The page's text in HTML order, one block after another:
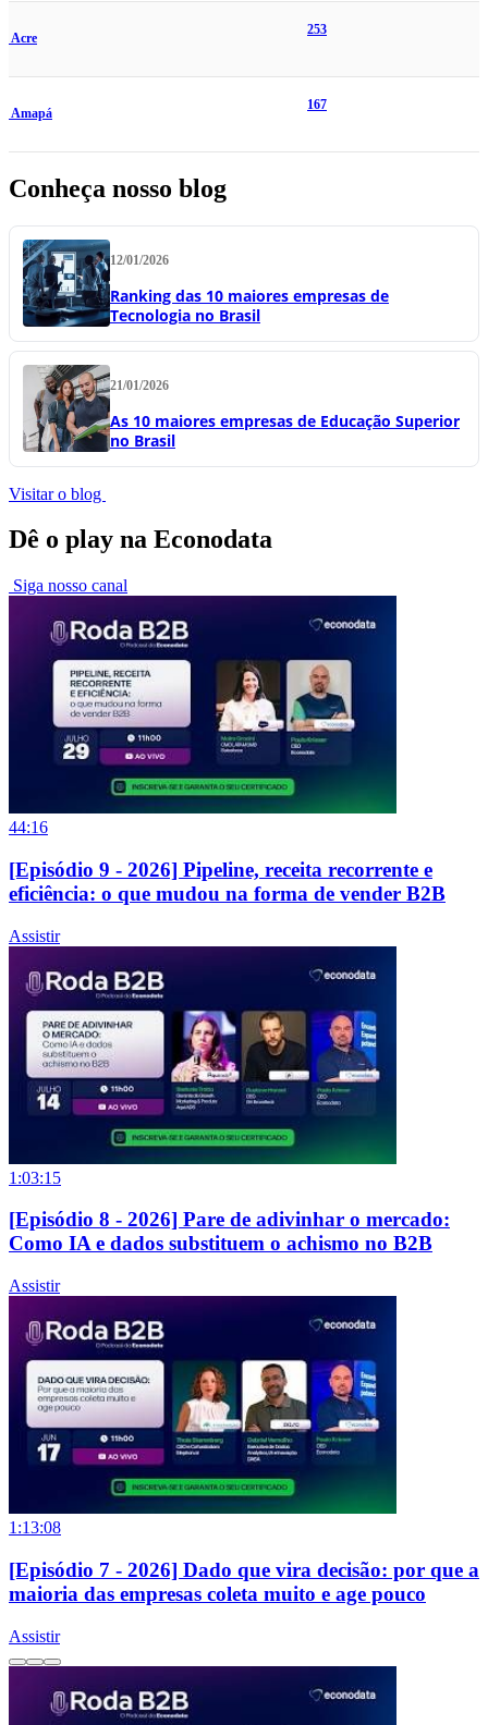
Acre
253
Amapá
167
Conheça nosso blog
12/01/2026
Ranking das 10 maiores empresas de
Tecnologia no Brasil
21/01/2026
As 10 maiores empresas de Educação Superior
no Brasil
Visitar o blog
Dê o play na Econodata
Siga nosso canal
44:16
[Episódio 9 - 2026] Pipeline, receita recorrente e
eficiência: o que mudou na forma de vender B2B
Assistir
1:03:15
[Episódio 8 - 2026] Pare de adivinhar o mercado:
Como IA e dados substituem o achismo no B2B
Assistir
1:13:08
[Episódio 7 - 2026] Dado que vira decisão: por que a
maioria das empresas coleta muito e age pouco
Assistir